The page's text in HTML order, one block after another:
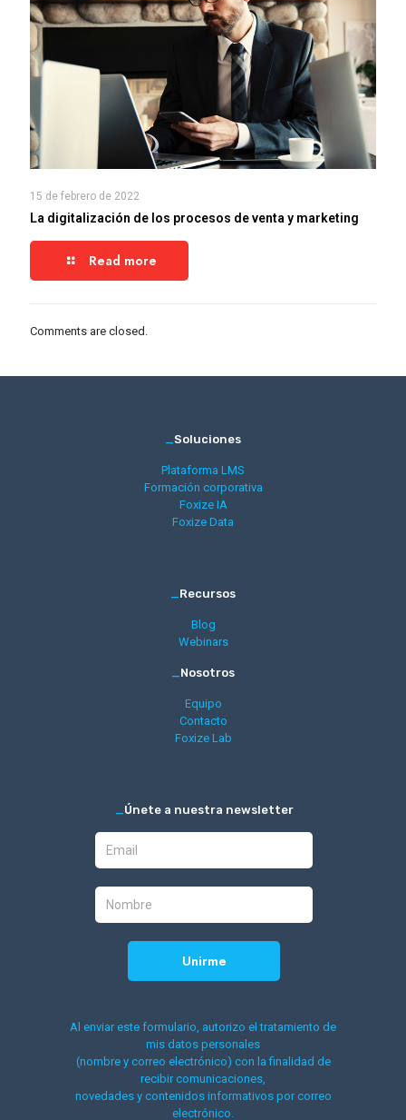
15 de febrero de 2022
La digitalización de los procesos de venta y marketing
Read more
Comments are closed.
_Soluciones
Plataforma LMS
Formación corporativa
Foxize IA
Foxize Data
_Recursos
Blog
Webinars
_Nosotros
Equipo
Contacto
Foxize Lab
_Únete a nuestra newsletter
Al enviar este formulario, autorizo el tratamiento de
mis datos personales
(nombre y correo electrónico) con la finalidad de
recibir comunicaciones,
novedades y contenidos informativos por correo
electrónico.